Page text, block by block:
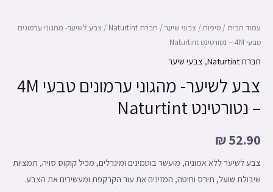
עמוד הבית/ טיפוח / צבעי שיער/ חברת Naturtint
/ צבע לשיער- מהגוני ערמונים
טבעי 4M – נטורטינט Naturtint
חברת Naturtint , צבעי שיער
צבע לשיער- מהגוני ערמונים טבעי 4M
– נטורטינט Naturtint
₪52.90
צבע לשיער ללא אמוניה, מועשר בוטמינים ומינרלים, מכיל קוקוס סויה, תמציות
שיבולת שועל, תירס וחיטה, המזינים את עור הקרקפת ומעשירים את הצבע.